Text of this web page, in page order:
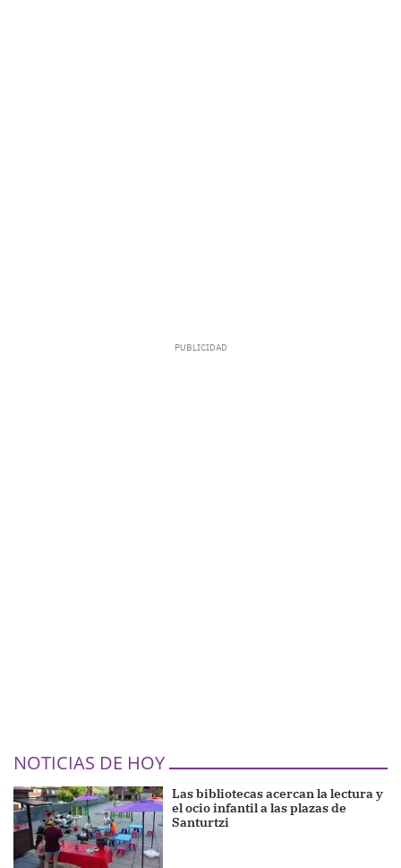
NOTICIAS DE HOY
Las bibliotecas acercan la lectura y
el ocio infantil a las plazas de
Santurtzi